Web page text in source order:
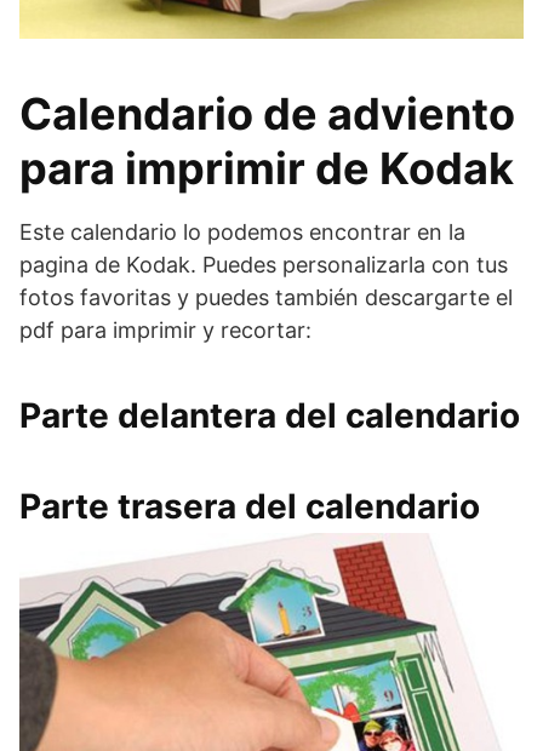
Calendario de adviento
para imprimir de Kodak
Este calendario lo podemos encontrar en la
pagina de Kodak. Puedes personalizarla con tus
fotos favoritas y puedes también descargarte el
pdf para imprimir y recortar:
Parte delantera del calendario
Parte trasera del calendario